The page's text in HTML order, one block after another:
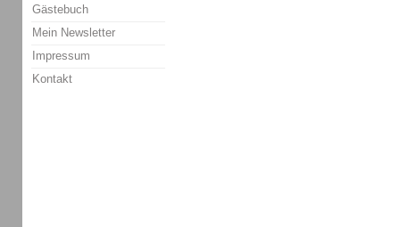
Gästebuch
Mein Newsletter
Impressum
Kontakt